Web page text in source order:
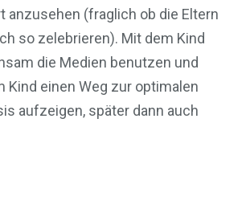
anzusehen (fraglich ob die Eltern
so zelebrieren). Mit dem Kind
die Medien benutzen und
Kind einen Weg zur optimalen
aufzeigen, später dann auch